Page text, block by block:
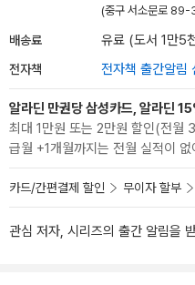
(중구 서소문로 89-
배송료 유료 (도서 1만5
전자책 전자책 출간알림
알라딘 만권당 삼성카드, 알라딘
최대 1만원 또는 2만원 할인(전월
급월 +1개월까지는 전월 실적이
카드/간편결제 할인 무이자 할부
관심 저자, 시리즈의 출간 알림을